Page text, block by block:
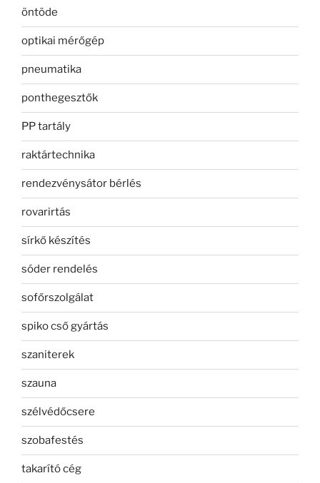
öntöde
optikai mérőgép
pneumatika
ponthegesztők
PP tartály
raktártechnika
rendezvénysátor bérlés
rovarirtás
sírkő készítés
sóder rendelés
sofőrszolgálat
spiko cső gyártás
szaniterek
szauna
szélvédőcsere
szobafestés
takarító cég